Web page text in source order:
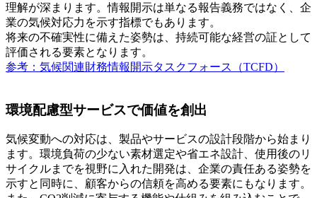
理解が深まります。情報開示は単なる報告義務ではなく、企
業の気候対応力を示す指標でもあります。
将来の不確実性に備えた姿勢は、持続可能な経営の証として
評価される要素となります。
参考：気候関連財務情報開示タスクフォース（TCFD）
環境配慮型サービスで価値を創出
気候変動への対応は、製品やサービスの設計段階から始まり
ます。環境負荷の少ない素材選定や省エネ設計、使用後のリ
サイクルまでを視野に入れた開発は、企業の責任ある姿勢を
示すと同時に、顧客からの信頼を高める要素にもなります。